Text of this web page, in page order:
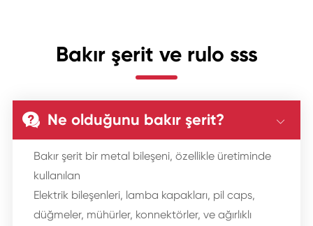
Bakır şerit ve rulo sss
 Ne olduğunu bakır şerit? 
Bakır şerit bir metal bileşeni, özellikle üretiminde
kullanılan
Elektrik bileşenleri, lamba kapakları, pil caps,
düğmeler, mühürler, konnektörler, ve ağırlıklı